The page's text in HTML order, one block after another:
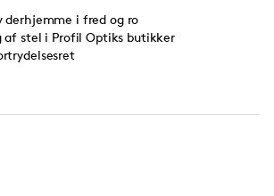
derhjemme i fred og ro
af stel i Profil Optiks butikker